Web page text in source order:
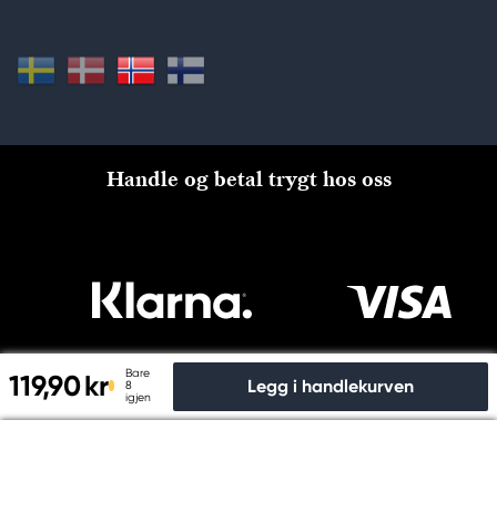
119,90 kr
Bare
8
igjen
Legg i handlekurven
Handle og betal trygt hos oss